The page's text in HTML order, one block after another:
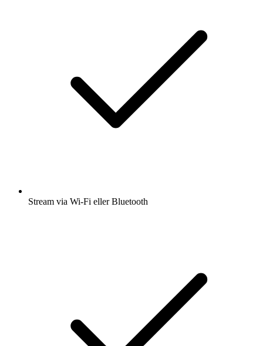
Stream via Wi-Fi eller Bluetooth